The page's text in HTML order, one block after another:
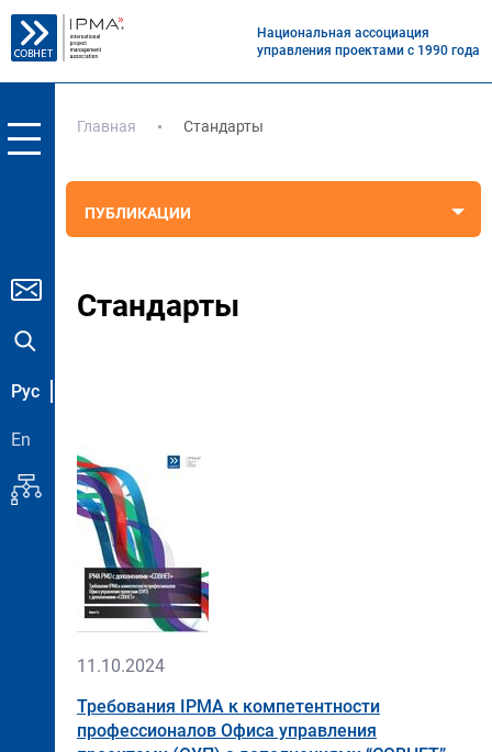
Национальная ассоциация
управления проектами с 1990 года
Рус
En
Главная Стандарты
ПУБЛИКАЦИИ
Стандарты
Нет
изображения
11.10.2024
Требования IPMA к компетентности
профессионалов Офиса управления